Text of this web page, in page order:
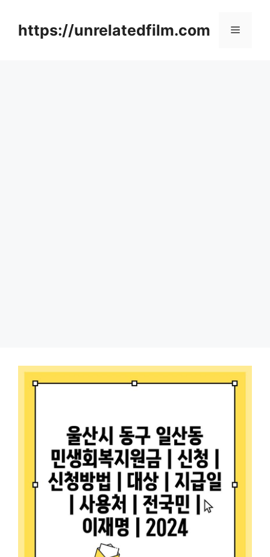
contenthttps://unrelatedfilm.com Menu